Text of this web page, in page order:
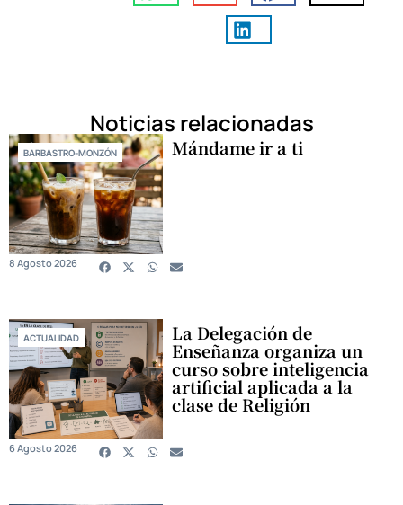
Noticias relacionadas
BARBASTRO-MONZÓN Mándame ir a ti
8 Agosto 2026
ACTUALIDAD La Delegación de
Enseñanza organiza un
curso sobre inteligencia
artificial aplicada a la
clase de Religión
6 Agosto 2026